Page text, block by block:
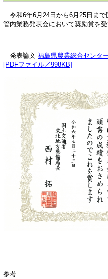
令和6年6月24日から6月25日ま
管内業務発表会において奨励賞を受
発表論文 福島県農業総合センタ
[PDFファイル／998KB]
参考